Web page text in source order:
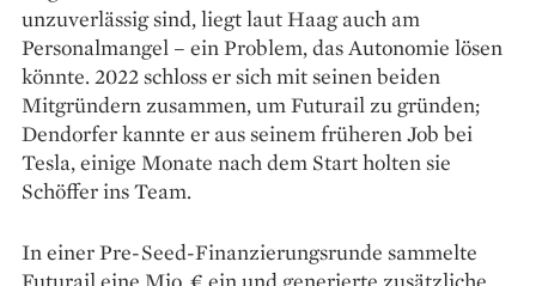
unzuverlässig sind, liegt laut Haag auch am
Personalmangel – ein Problem, das Auto­nomie lösen
könnte. 2022 schloss er sich mit seinen beiden
Mitgründern zusammen, um Futurail zu gründen;
Dendorfer kannte er aus seinem ­früheren Job bei
Tesla, einige ­Monate nach dem Start holten sie
Schöffer ins Team.
In einer Pre-Seed-Finanzierungsrunde sammelte